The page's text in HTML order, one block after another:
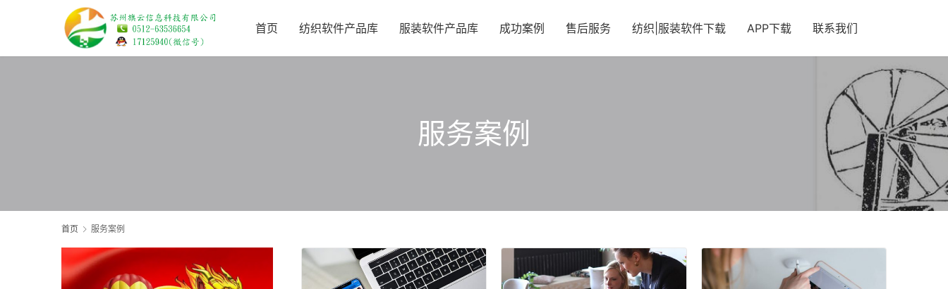
首页 纺织软件产品库 服装软件产品库 成功案例 售后服务 纺织|服装软件下载 APP下载 联系我们
服务案例
首页 服务案例